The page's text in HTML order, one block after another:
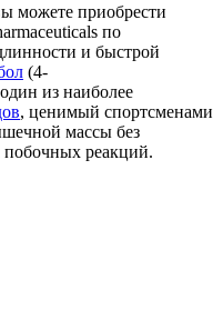
можете приобрести
по
и быстрой
(4-
из наиболее
, ценимый спортсменами
массы без
побочных реакций.